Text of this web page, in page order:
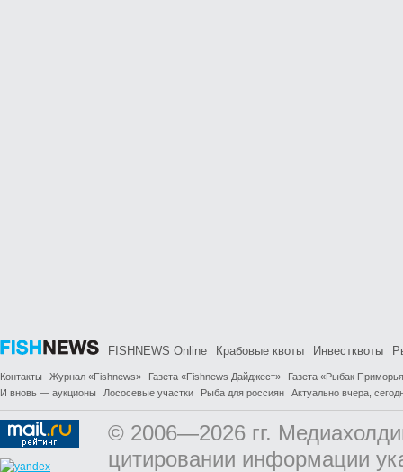
FISHNEWS Online Крабовые квоты Инвестквоты
Контакты Журнал «Fishnews» Газета «Fishnews Дайджест»
Газета «Рыбак
И вновь — аукционы
Лососевые участки Рыба для россиян Актуально вчера,
© 2006—2026 гг.
цитировании информации